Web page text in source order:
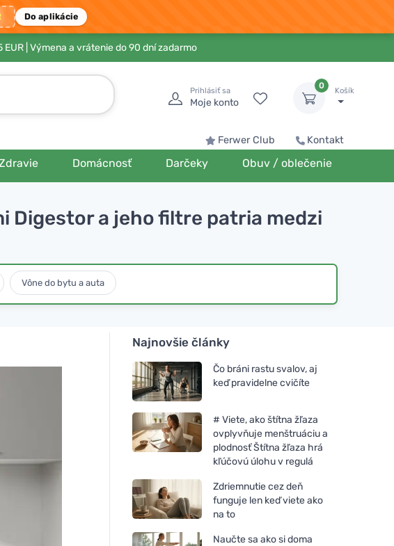
Do aplikácie
EUR | Výmena a vrátenie do 90 dní zadarmo
Prihlásiť sa
Moje konto
0
Košík
Ferwer Club Kontakt
Domácnosť Darčeky Obuv / oblečenie
a jeho filtre patria medzi
Vône do bytu a auta
Najnovšie články
Čo bráni rastu svalov, aj
keď pravidelne cvičíte
# Viete, ako štítna žľaza
ovplyvňuje menštruáciu a
plodnosť Štítna žľaza hrá
kľúčovú úlohu v regulá
Zdriemnutie cez deň
funguje len keď viete ako
na to
Naučte sa ako si doma